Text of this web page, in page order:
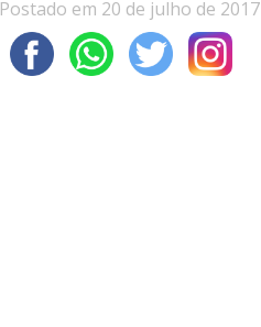
Postado em 20 de julho de 2017